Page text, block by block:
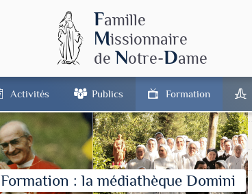
Famille
Missionnaire
de Notre-Dame
Activités Publics Formation
Formation : la médiathèque Domini